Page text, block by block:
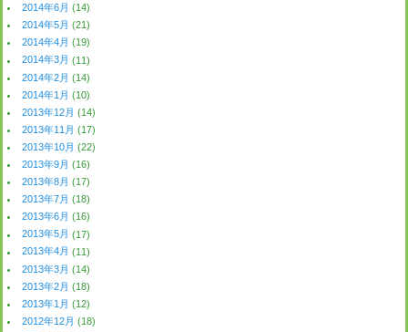
2014年6月 (14)
2014年5月 (21)
2014年4月 (19)
2014年3月 (11)
2014年2月 (14)
2014年1月 (10)
2013年12月 (14)
2013年11月 (17)
2013年10月 (22)
2013年9月 (16)
2013年8月 (17)
2013年7月 (18)
2013年6月 (16)
2013年5月 (17)
2013年4月 (11)
2013年3月 (14)
2013年2月 (18)
2013年1月 (12)
2012年12月 (18)